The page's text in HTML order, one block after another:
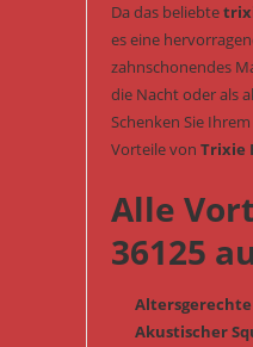
Da das beliebte
es eine
zahnschonendes
die Nacht oder als
Schenken Sie
Vorteile von Trixie
Alle
36125
Akustischer